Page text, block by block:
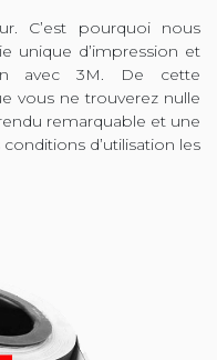
C’est pourquoi nous
unique d’impression et
avec 3M. De cette
vous ne trouverez nulle
remarquable et une
d’utilisation les